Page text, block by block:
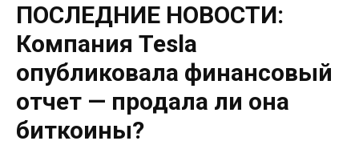
ПОСЛЕДНИЕ НОВОСТИ:
Компания Tesla
опубликовала финансовый
отчет — продала ли она
биткоины?